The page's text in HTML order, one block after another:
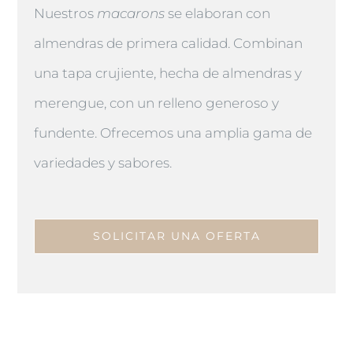
Nuestros macaronsse elaboran con
almendras de primera calidad. Combinan
una tapa crujiente, hecha de almendras y
merengue, con un relleno generoso y
fundente. Ofrecemos una amplia gama de
variedades y sabores.
SOLICITAR UNA OFERTA